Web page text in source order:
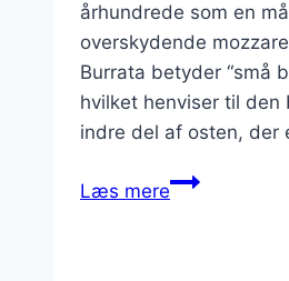
århundrede som en
overskydende
Burrata betyder “små
hvilket henviser til den
indre del af osten, der
Læs mereBurrata